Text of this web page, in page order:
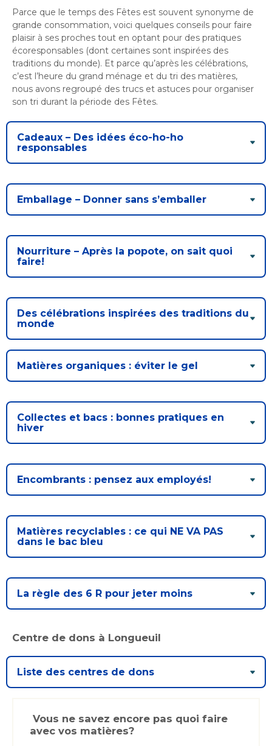
Parce que le temps des Fêtes est souvent synonyme de
grande consommation, voici quelques conseils pour faire
plaisir à ses proches tout en optant pour des pratiques
écoresponsables (dont certaines sont inspirées des
traditions du monde). Et parce qu’après les célébrations,
c’est l’heure du grand ménage et du tri des matières,
nous avons regroupé des trucs et astuces pour organiser
son tri durant la période des Fêtes.
Cadeaux – Des idées éco-ho-ho
responsables
Emballage – Donner sans s’emballer
Nourriture – Après la popote, on sait quoi
faire!
Des célébrations inspirées des traditions du
monde
Matières organiques : éviter le gel
Collectes et bacs : bonnes pratiques en
hiver
Encombrants : pensez aux employés!
Matières recyclables : ce qui NE VA PAS
dans le bac bleu
La règle des 6 R pour jeter moins
Centre de dons à Longueuil
Liste des centres de dons
Vous ne savez encore pas quoi faire
avec vos matières?